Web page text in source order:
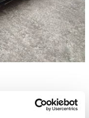
Auctions - For sale by